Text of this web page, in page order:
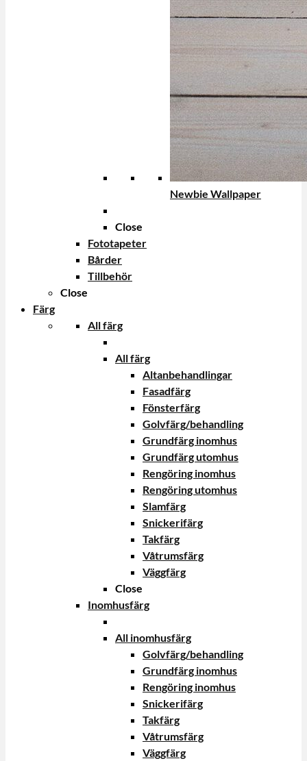
Newbie Wallpaper
Close
Fototapeter
Bårder
Tillbehör
Close
Färg
All färg
All färg
Altanbehandlingar
Fasadfärg
Fönsterfärg
Golvfärg/behandling
Grundfärg inomhus
Grundfärg utomhus
Rengöring inomhus
Rengöring utomhus
Slamfärg
Snickerifärg
Takfärg
Våtrumsfärg
Väggfärg
Close
Inomhusfärg
All inomhusfärg
Golvfärg/behandling
Grundfärg inomhus
Rengöring inomhus
Snickerifärg
Takfärg
Våtrumsfärg
Väggfärg